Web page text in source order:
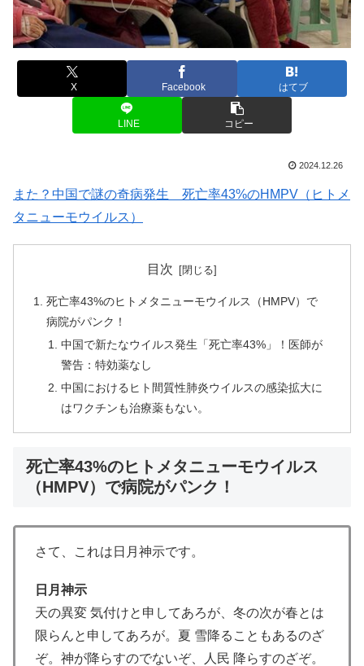
X Facebook はてブ
LINE コピー
2024.12.26
また？中国で謎の奇病発生 死亡率43%のHMPV（ヒトメ
タニューモウイルス）
目次
死亡率43%のヒトメタニューモウイルス（HMPV）で
病院がパンク！
中国で新たなウイルス発生「死亡率43%」！医師が
警告：特効薬なし
中国におけるヒト間質性肺炎ウイルスの感染拡大に
はワクチンも治療薬もない。
死亡率43%のヒトメタニューモウイルス
（HMPV）で病院がパンク！
さて、これは日月神示です。
日月神示
天の異変 気付けと申してあろが、冬の次が春とは
限らんと申してあろが。夏 雪降ることもあるのざ
ぞ。神が降らすのでないぞ、人民 降らすのざぞ。